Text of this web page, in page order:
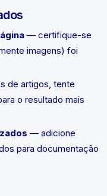
— certifique-se
imagens) foi
de artigos, tente
o resultado mais
— adicione
para documentação